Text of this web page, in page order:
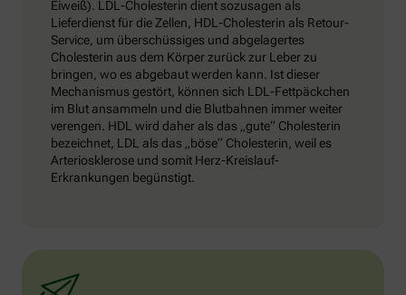
Eiweiß). LDL-Cholesterin dient sozusagen als
Lieferdienst für die Zellen, HDL-Cholesterin als Retour-
Service, um überschüssiges und abgelagertes
Cholesterin aus dem Körper zurück zur Leber zu
bringen, wo es abgebaut werden kann. Ist dieser
Mechanismus gestört, können sich LDL-Fettpäckchen
im Blut ansammeln und die Blutbahnen immer weiter
verengen. HDL wird daher als das „gute“ Cholesterin
bezeichnet, LDL als das „böse“ Cholesterin, weil es
Arteriosklerose und somit Herz-Kreislauf-
Erkrankungen begünstigt.